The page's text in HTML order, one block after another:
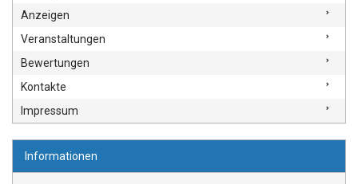
Anzeigen
Veranstaltungen
Bewertungen
Kontakte
Impressum
Informationen